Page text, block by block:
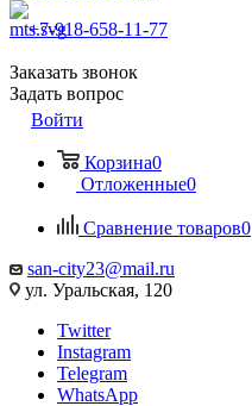
+7-918-658-11-77
Заказать звонок
Задать вопрос
Войти
Корзина0
Отложенные0
Сравнение товаров0
san-city23@mail.ru
ул. Уральская, 120
Twitter
Instagram
Telegram
WhatsApp